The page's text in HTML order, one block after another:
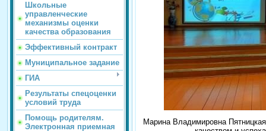
Школьные
управленческие
механизмы оценки
качества образования
Эффективный контракт
Муниципальное задание
ГИА
Результаты спецоценки
условий труда
Помощь родителям.
Электронная приемная
Марина Владимировна